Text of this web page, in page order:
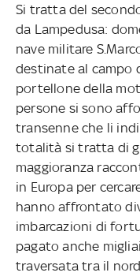
Si tratta del
da Lampedusa:
nave militare
destinate al campo
portellone della
persone si sono
transenne che li
totalità si tratta di
maggioranza
in Europa per
hanno affrontato
imbarcazioni di
pagato anche
traversata tra il